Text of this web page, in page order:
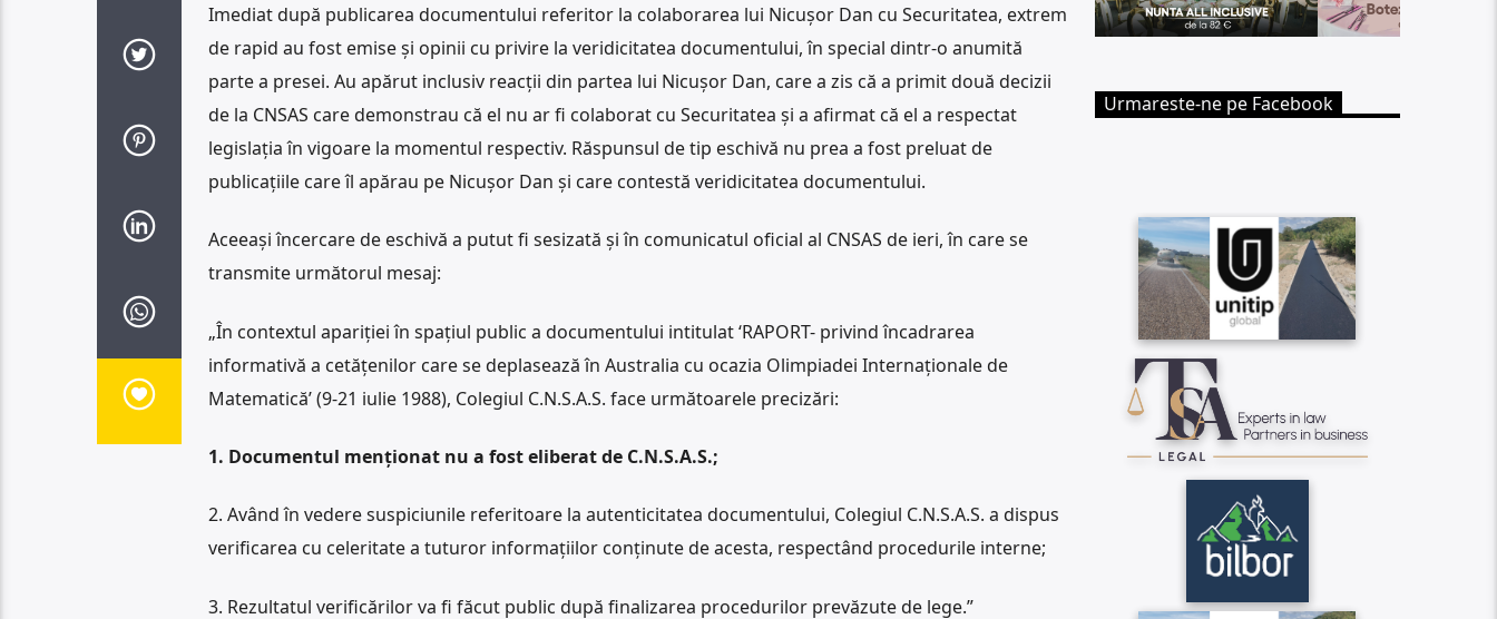
Imediat după publicarea documentului referitor la colaborarea lui Nicușor Dan cu Securitatea, extrem
de rapid au fost emise și opinii cu privire la veridicitatea documentului, în special dintr-o anumită
parte a presei. Au apărut inclusiv reacții din partea lui Nicușor Dan, care a zis că a primit două decizii
de la CNSAS care demonstrau că el nu ar fi colaborat cu Securitatea și a afirmat că el a respectat
legislația în vigoare la momentul respectiv. Răspunsul de tip eschivă nu prea a fost preluat de
publicațiile care îl apărau pe Nicușor Dan și care contestă veridicitatea documentului.
Aceeași încercare de eschivă a putut fi sesizată și în comunicatul oficial al CNSAS de ieri, în care se
transmite următorul mesaj:
„În contextul apariției în spațiul public a documentului intitulat ‘RAPORT- privind încadrarea
informativă a cetățenilor care se deplasează în Australia cu ocazia Olimpiadei Internaționale de
Matematică’ (9-21 iulie 1988), Colegiul C.N.S.A.S. face următoarele precizări:
1. Documentul menționat nu a fost eliberat de C.N.S.A.S.;
2. Având în vedere suspiciunile referitoare la autenticitatea documentului, Colegiul C.N.S.A.S. a dispus
verificarea cu celeritate a tuturor informațiilor conținute de acesta, respectând procedurile interne;
3. Rezultatul verificărilor va fi făcut public după finalizarea procedurilor prevăzute de lege.”
Urmareste-ne pe Facebook